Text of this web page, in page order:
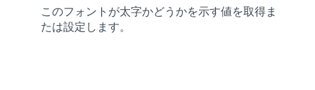
このフォントが太字かどうかを示す値を取得ま
たは設定します。